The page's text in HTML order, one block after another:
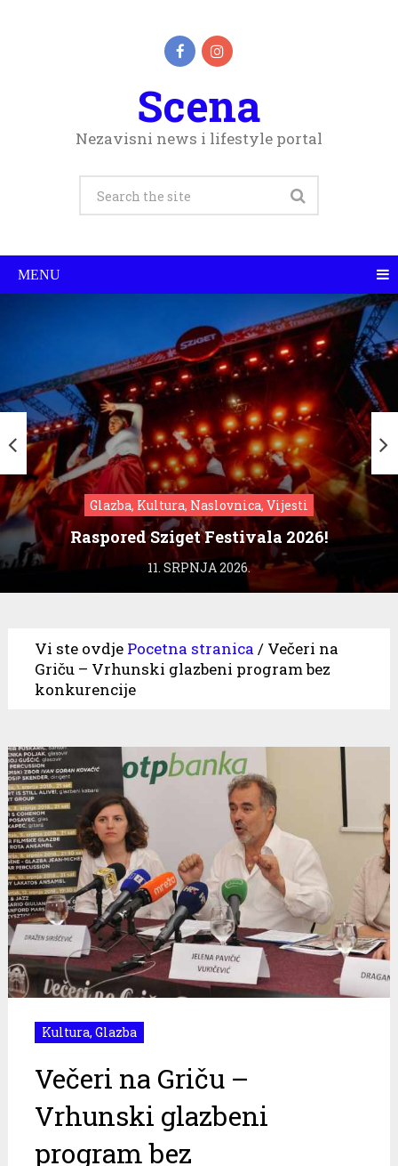
Scena
Nezavisni news i lifestyle portal
MENU
Glazba, Kultura, Naslovnica, Vijesti
Raspored Sziget Festivala 2026!
11. SRPNJA 2026.
Vi ste ovdje Pocetna stranica / Večeri na
Griču – Vrhunski glazbeni program bez
konkurencije
Kultura, Glazba
Večeri na Griču –
Vrhunski glazbeni
program bez